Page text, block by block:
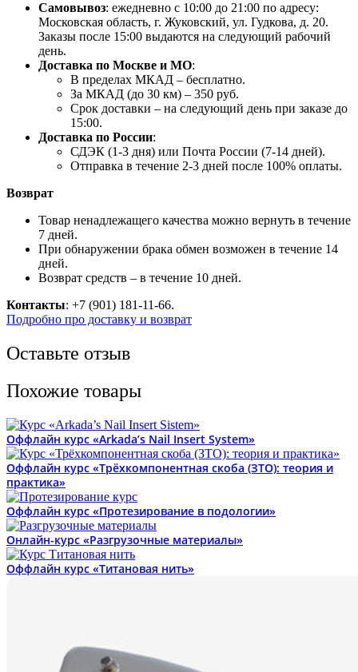
Самовывоз: ежедневно с 10:00 до 21:00 по адресу:
Московская область, г. Жуковский, ул. Гудкова, д. 20.
Заказы после 15:00 выдаются на следующий рабочий
день.
Доставка по Москве и МО:
В пределах МКАД – бесплатно.
За МКАД (до 30 км) – 350 руб.
Срок доставки – на следующий день при заказе до
15:00.
Доставка по России:
СДЭК (1-3 дня) или Почта России (7-14 дней).
Отправка в течение 2-3 дней после 100% оплаты.
Возврат
Товар ненадлежащего качества можно вернуть в течение
7 дней.
При обнаружении брака обмен возможен в течение 14
дней.
Возврат средств – в течение 10 дней.
Контакты: +7 (901) 181-11-66.
Подробно про доставку и возврат
Оставьте отзыв
Похожие товары
Оффлайн курс «Arkada’s Nail Insert System»
Оффлайн курс «Трёхкомпонентная скоба (ЗТО): теория и
практика»
Оффлайн курс «Протезирование в подологии»
Онлайн-курс «Разгрузочные материалы»
Оффлайн курс «Титановая нить»